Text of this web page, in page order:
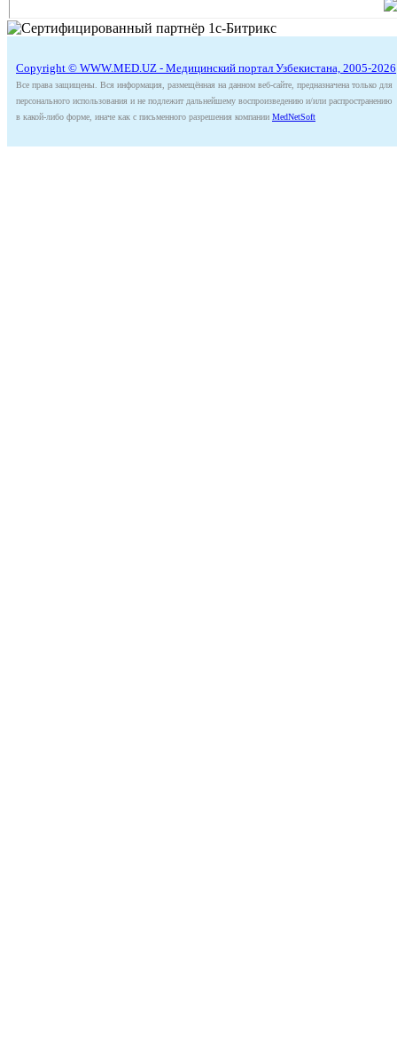
Copyright © WWW.MED.UZ - Медицинский портал Узбекистана, 2005-2026
Все права защищены. Вся информация, размещённая на данном веб-сайте, предназначена только для
персонального использования и не подлежит дальнейшему воспроизведению и/или распространению
в какой-либо форме, иначе как с письменного разрешения компании MedNetSoft